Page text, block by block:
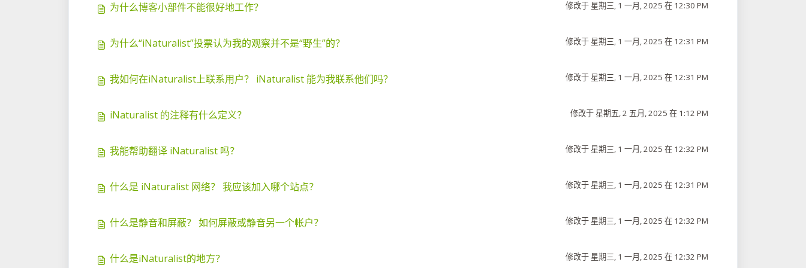
为什么博客小部件不能很好地工作？ 修改于 星期三, 1 一月, 2025 在 12:30 PM
为什么“iNaturalist”投票认为我的观察并不是“野生”的？ 修改于 星期三, 1 一月, 2025 在 12:31 PM
我如何在iNaturalist上联系用户？ iNaturalist 能为我联系他们吗？ 修改于 星期三, 1 一月, 2025 在 12:31 PM
iNaturalist 的注释有什么定义？ 修改于 星期五, 2 五月, 2025 在 1:12 PM
我能帮助翻译 iNaturalist 吗？ 修改于 星期三, 1 一月, 2025 在 12:32 PM
什么是 iNaturalist 网络？ 我应该加入哪个站点？ 修改于 星期三, 1 一月, 2025 在 12:31 PM
什么是静音和屏蔽？ 如何屏蔽或静音另一个帐户？ 修改于 星期三, 1 一月, 2025 在 12:32 PM
什么是iNaturalist的地方？ 修改于 星期三, 1 一月, 2025 在 12:32 PM